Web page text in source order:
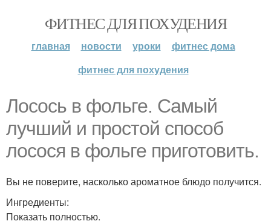
ФИТНЕС ДЛЯ ПОХУДЕНИЯ
главная новости уроки
фитнес дома
фитнес для похудения
Лосось в фольге. Самый
лучший и простой способ
лосося в фольге приготовить.
Вы не поверите, насколько ароматное блюдо получится.
Ингредиенты:
Показать полностью.